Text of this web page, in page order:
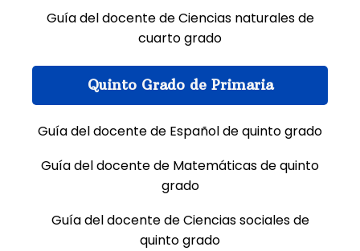
Guía del docente de Ciencias naturales de
cuarto grado
Quinto Grado de Primaria
Guía del docente de Español de quinto grado
Guía del docente de Matemáticas de quinto
grado
Guía del docente de Ciencias sociales de
quinto grado